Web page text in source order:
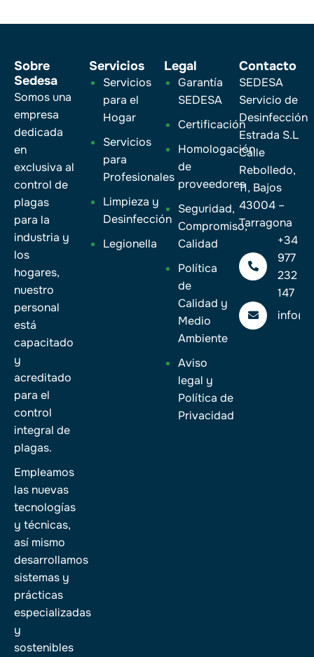
Sobre
Sedesa
Somos una
empresa
dedicada
en
exclusiva al
control de
plagas
para la
industria y
los
hogares,
nuestro
personal
está
capacitado
y
acreditado
para el
control
integral de
plagas.
Empleamos
las nuevas
tecnologías
y técnicas,
así mismo
desarrollamos
sistemas y
prácticas
especializadas
y
sostenibles
Servicios
Servicios
para el
Hogar
Servicios
para
Profesionales
Limpieza y
Desinfección
Legionella
Legal
Garantía
SEDESA
Certificación
Homologación
de
proveedores
Seguridad,
Compromiso,
Calidad
Política
de
Calidad y
Medio
Ambiente
Aviso
legal y
Política de
Privacidad
Contacto
SEDESA
Servicio de
Desinfección
Estrada S.L
Calle
Rebolledo,
11, Bajos
43004 –
Tarragona
+34
977
232
147